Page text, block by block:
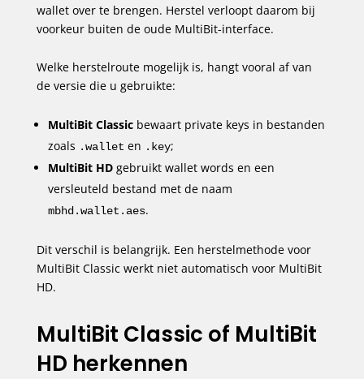
wallet over te brengen. Herstel verloopt daarom bij
voorkeur buiten de oude MultiBit-interface.
Welke herstelroute mogelijk is, hangt vooral af van
de versie die u gebruikte:
MultiBit Classicbewaart private keys in bestanden
zoals .wallet en .key;
MultiBit HDgebruikt wallet words en een
versleuteld bestand met de naam
mbhd.wallet.aes.
Dit verschil is belangrijk. Een herstelmethode voor
MultiBit Classic werkt niet automatisch voor MultiBit
HD.
MultiBit Classic of MultiBit
HD herkennen